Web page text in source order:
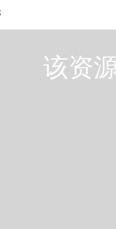
该资